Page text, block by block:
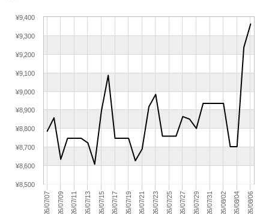
(07/03) 買取相場更新 GOLD(
(07/02) 買取相場更新 GOLD(+209)PLATINUM(+70)
(07/01) 買取相場更新 GOLD(+383)PLATINUM(+48)
(06/29) 買取相場更新 GOLD(
(06/28) 買取相場更新 GOLD(±0)PLATINUM(±0)
(06/27) 買取相場更新 GOLD(±0)PLATINUM(±0)
(06/26) 買取相場更新 GOLD(+181)PLATINUM(+95)
(06/25) 買取相場更新 GOLD(-575)PLATINUM(-359)
(06/24) 買取相場更新 GOLD(
-496
(06/22) 買取相場更新 GOLD(
-72 )PLATINUM( -87
(06/21) 買取相場更新 GOLD(±0)PLATINUM(±0)
2026/07/07 2026/07/09 2026/07/11 2026/07/13 2026/07/15 2026/07/17 2026/07/19 2026/07/21 2026/07/23 2026/07/25 2026/07/27 2026/07/29 2026/07/31 2026/08/02 2026/08/04 2026/08/06
¥8,500
¥8,600
¥8,700
¥8,800
¥8,900
¥9,000
¥9,100
¥9,200
¥9,300
¥9,400